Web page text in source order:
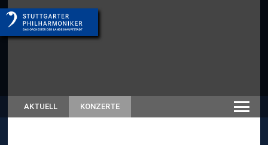
AKTUELL KONZERTE